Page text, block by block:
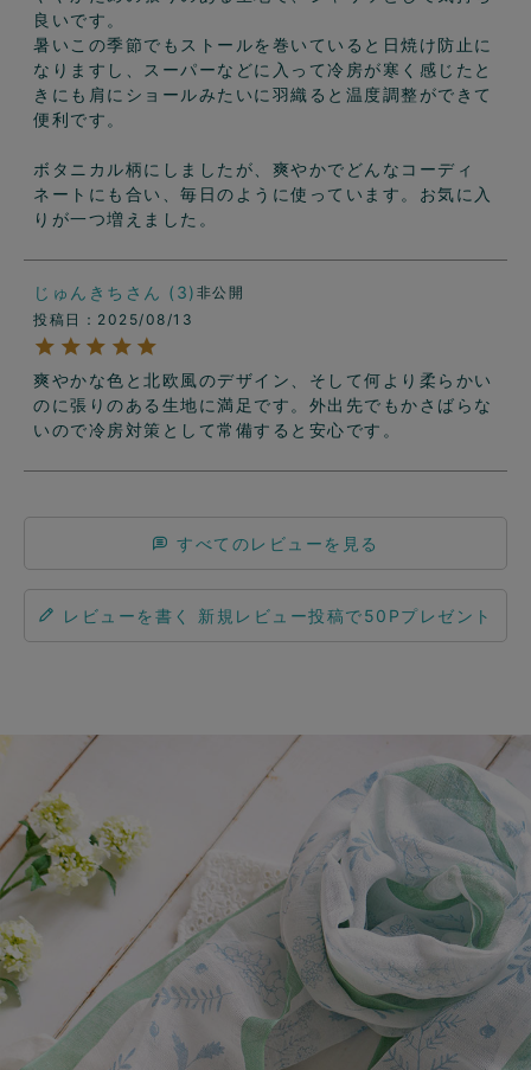
良いです。
暑いこの季節でもストールを巻いていると日焼け防止に
なりますし、スーパーなどに入って冷房が寒く感じたと
きにも肩にショールみたいに羽織ると温度調整ができて
便利です。
ボタニカル柄にしましたが、爽やかでどんなコーディ
ネートにも合い、毎日のように使っています。お気に入
りが一つ増えました。
じゅんきち 3 非公開
投稿日
2025/08/13
爽やかな色と北欧風のデザイン、そして何より柔らかい
のに張りのある生地に満足です。外出先でもかさばらな
いので冷房対策として常備すると安心です。
すべてのレビューを見る
レビューを書く